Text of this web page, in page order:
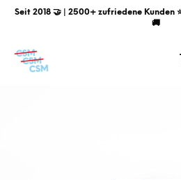
Seit 2018 🤝 | 2500+ zufriedene Kunden
🚚